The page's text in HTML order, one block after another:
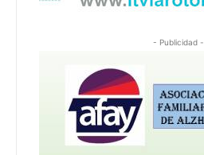
- Publicidad -